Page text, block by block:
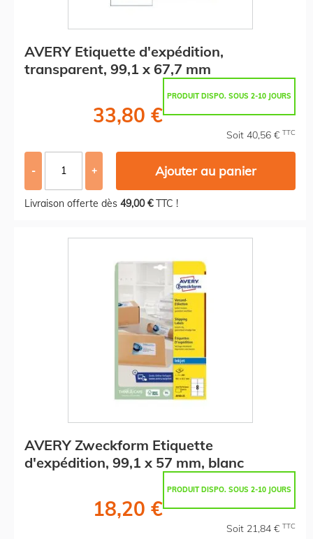
AVERY Etiquette d'expédition,
transparent, 99,1 x 67,7 mm
PRODUIT DISPO. SOUS 2-10 JOURS
33,80 €
Soit 40,56 € TTC
- + Ajouter au panier
Livraison offerte dès 49,00 €TTC !
AVERY Zweckform Etiquette
d'expédition, 99,1 x 57 mm, blanc
PRODUIT DISPO. SOUS 2-10 JOURS
18,20 €
Soit 21,84 € TTC